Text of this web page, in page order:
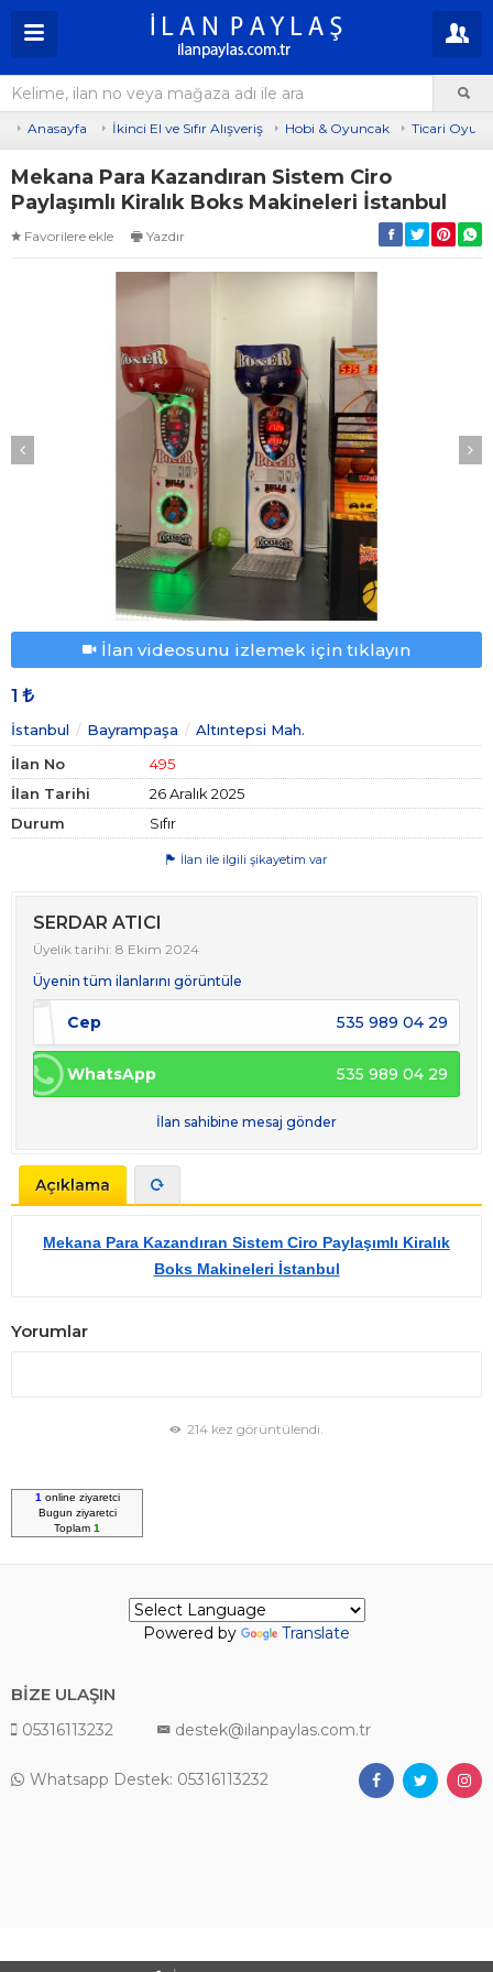
Anasayfa İkinci El ve Sıfır Alışveriş Hobi & Oyuncak Ticari Oyun
Mekana Para Kazandıran Sistem Ciro
Paylaşımlı Kiralık Boks Makineleri İstanbul
Favorilere ekle Yazdır
İlan videosunu izlemek için tıklayın
1
İstanbul Bayrampaşa
Altıntepsi Mah.
İlan No
495
İlan Tarihi
26 Aralık 2025
Durum
Sıfır
İlan ile ilgili şikayetim var
SERDAR ATICI
Üyelik tarihi: 8 Ekim 2024
Üyenin tüm ilanlarını görüntüle
Cep 535 989 04 29
WhatsApp 535 989 04 29
İlan sahibine mesaj gönder
Açıklama
Mekana Para Kazandıran Sistem Ciro Paylaşımlı Kiralık
Boks Makineleri İstanbul
Yorumlar
214 kez görüntülendi.
1online ziyaretci
Bugun ziyaretci
Toplam 1
Powered by Translate
BİZE ULAŞIN
05316113232 destek@ilanpaylas.com.tr
Whatsapp Destek: 05316113232